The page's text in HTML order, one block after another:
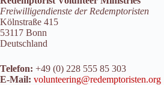
Freiwilligendienste der Redemptoristen
Kölnstraße 415
53117 Bonn
Deutschland
Telefon: +49 (0) 228 555 85 303
E-Mail: volunteering@redemptoristen.org